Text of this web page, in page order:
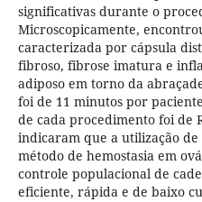
significativas durante o
Microscopicamente,
caracterizada por cápsula
fibroso, fibrose imatura e
adiposo em torno da
foi de 11 minutos por
de cada procedimento foi de
indicaram que a utilização
método de hemostasia em
controle populacional de
eficiente, rápida e de baixo